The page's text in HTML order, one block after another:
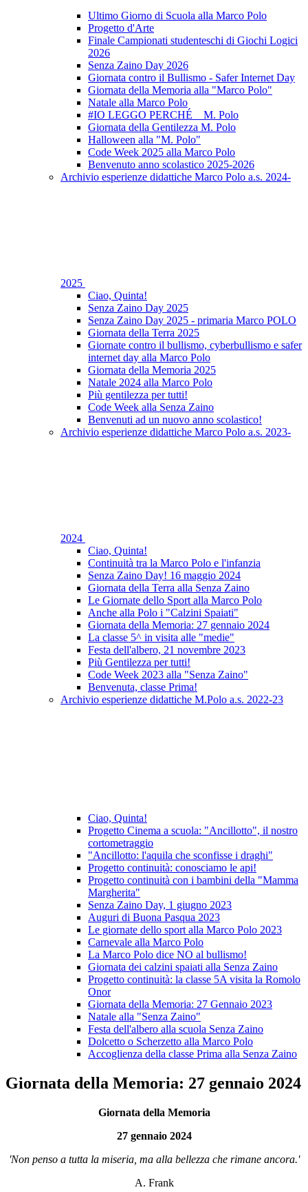
Ultimo Giorno di Scuola alla Marco Polo
Progetto d'Arte
Finale Campionati studenteschi di Giochi Logici
2026
Senza Zaino Day 2026
Giornata contro il Bullismo - Safer Internet Day
Giornata della Memoria alla "Marco Polo"
Natale alla Marco Polo
#IO LEGGO PERCHÉ _ M. Polo
Giornata della Gentilezza M. Polo
Halloween alla "M. Polo"
Code Week 2025 alla Marco Polo
Benvenuto anno scolastico 2025-2026
Archivio esperienze didattiche Marco Polo a.s. 2024-
2025
Ciao, Quinta!
Senza Zaino Day 2025
Senza Zaino Day 2025 - primaria Marco POLO
Giornata della Terra 2025
Giornate contro il bullismo, cyberbullismo e safer
internet day alla Marco Polo
Giornata della Memoria 2025
Natale 2024 alla Marco Polo
Più gentilezza per tutti!
Code Week alla Senza Zaino
Benvenuti ad un nuovo anno scolastico!
Archivio esperienze didattiche Marco Polo a.s. 2023-
2024
Ciao, Quinta!
Continuità tra la Marco Polo e l'infanzia
Senza Zaino Day! 16 maggio 2024
Giornata della Terra alla Senza Zaino
Le Giornate dello Sport alla Marco Polo
Anche alla Polo i "Calzini Spaiati"
Giornata della Memoria: 27 gennaio 2024
La classe 5^ in visita alle "medie"
Festa dell'albero, 21 novembre 2023
Più Gentilezza per tutti!
Code Week 2023 alla "Senza Zaino"
Benvenuta, classe Prima!
Archivio esperienze didattiche M.Polo a.s. 2022-23
Ciao, Quinta!
Progetto Cinema a scuola: "Ancillotto", il nostro
cortometraggio
"Ancillotto: l'aquila che sconfisse i draghi"
Progetto continuità: conosciamo le api!
Progetto continuità con i bambini della "Mamma
Margherita"
Senza Zaino Day, 1 giugno 2023
Auguri di Buona Pasqua 2023
Le giornate dello sport alla Marco Polo 2023
Carnevale alla Marco Polo
La Marco Polo dice NO al bullismo!
Giornata dei calzini spaiati alla Senza Zaino
Progetto continuità: la classe 5A visita la Romolo
Onor
Giornata della Memoria: 27 Gennaio 2023
Natale alla "Senza Zaino"
Festa dell'albero alla scuola Senza Zaino
Dolcetto o Scherzetto alla Marco Polo
Accoglienza della classe Prima alla Senza Zaino
Giornata della Memoria: 27 gennaio 2024
Giornata della Memoria
27 gennaio 2024
'Non penso a tutta la miseria, ma alla bellezza che rimane ancora.'
A. Frank